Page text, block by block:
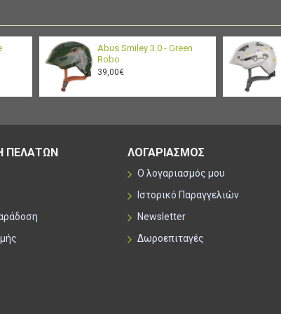
Abus Smiley 3.0 - Green
Robo
39,00€
ΠΕΛΑΤΩΝ ΛΟΓΑΡΙΑΣΜΟΣ
Ο λογαριασμός μου
Ιστορικό Παραγγελιών
Newsletter
Δωροεπιταγές